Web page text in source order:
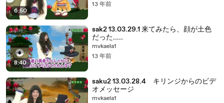
6:50
13 年前
8:40
sak2 13.03.29.1 来てみたら、顔が土色
だった.....
mvkaela1
13 年前
saku2 13.03.28.4 キリンジからのビデ
オメッセージ
mvkaela1